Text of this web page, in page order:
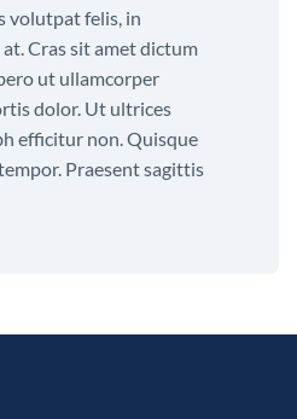
volutpat felis, in
Cras sit amet dictum
ut ullamcorper
dolor. Ut ultrices
efficitur non. Quisque
Praesent sagittis